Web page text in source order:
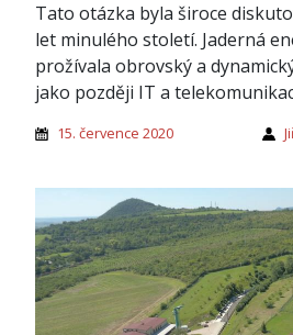
Tato otázka byla široce
let minulého století. Jaderná
prožívala obrovský a
jako později IT a
15. července 2020